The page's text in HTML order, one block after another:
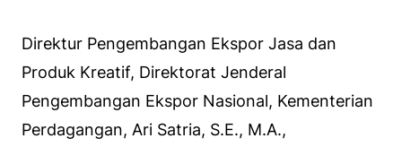
Direktur Pengembangan Ekspor Jasa dan
Produk Kreatif, Direktorat Jenderal
Pengembangan Ekspor Nasional, Kementerian
Perdagangan, Ari Satria, S.E., M.A.,